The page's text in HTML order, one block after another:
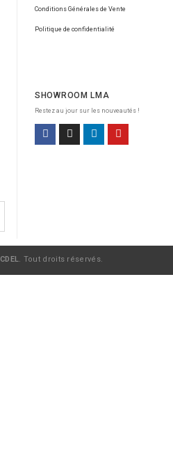
Conditions Générales de Vente
Politique de confidentialité
SHOWROOM LMA
Restez au jour sur les nouveautés !
CDEL. Tout droits réservés.